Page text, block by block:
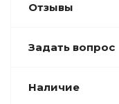
Отзывы
Задать вопрос
Наличие